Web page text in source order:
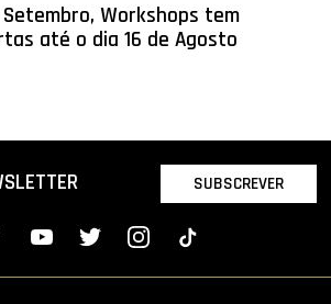
Workshops tem
até o dia 16 de Agosto
SUBSCREVER